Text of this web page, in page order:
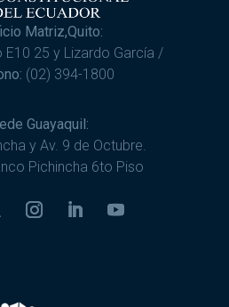
Matriz,Quito:
25 y Lizardo García /
(02) 394-1800
Guayaquil:
y Av. 9 de Octubre.
Pichincha 6to Piso